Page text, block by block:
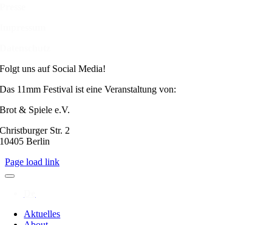
Folgt uns auf Social Media!
Das 11mm Festival ist eine Veranstaltung von:
Brot & Spiele e.V.
Christburger Str. 2
10405 Berlin
Page load link
Aktuelles